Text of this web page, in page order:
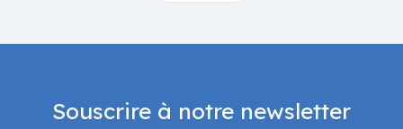
Souscrire à notre newsletter